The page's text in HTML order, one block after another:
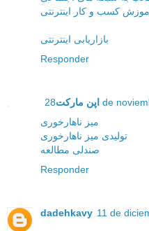
کسب و کار اینترنتی
بازاریابی اینترنتی
Responder
اپن مارکت 28 de
میز ناهارخوری
تولیدی میز ناهارخوری
صندلی مطالعه
Responder
dadehkavy 11 de